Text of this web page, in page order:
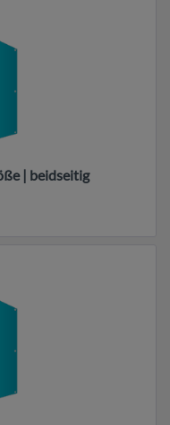
| beidseitig